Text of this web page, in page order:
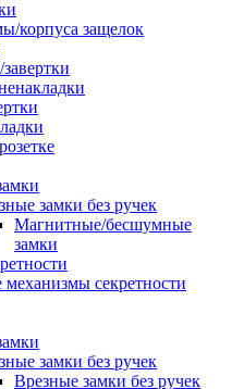
корпуса защелок
замки без ручек
Магнитные/бесшумные
замки
секретности
замки без ручек
Врезные замки без ручек